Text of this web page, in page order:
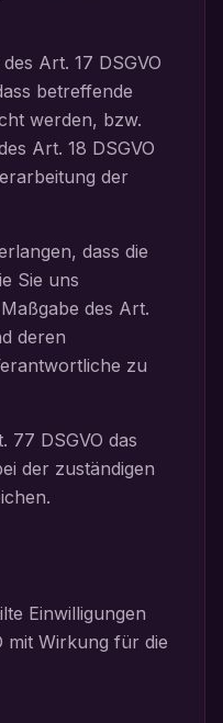
Art. 17 DSGVO
betreffende
werden, bzw.
Art. 18 DSGVO
der
dass die
Sie uns
des Art.
deren
zu
77 DSGVO das
der zuständigen
Einwilligungen
mit Wirkung für die